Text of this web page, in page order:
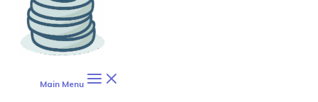
Main Menu